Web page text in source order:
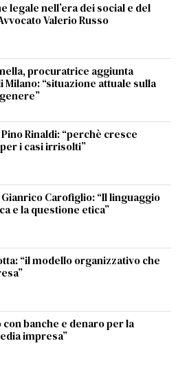
legale nell’era dei social e del
Valerio Russo
procuratrice aggiunta
Milano: “situazione attuale sulla
Rinaldi: “perchè cresce
i casi irrisolti”
Carofiglio: “Il linguaggio
e la questione etica”
“il modello organizzativo che
banche e denaro per la
impresa”